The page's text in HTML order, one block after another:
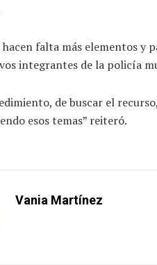
falta más elementos y
integrantes de la policía
de buscar el
esos temas” reiteró.
Vania Martínez